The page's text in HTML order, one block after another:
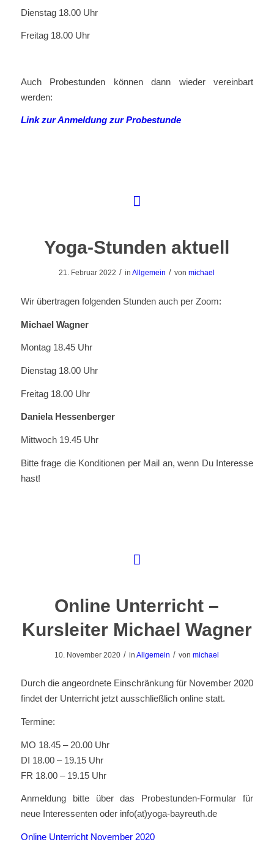
Dienstag 18.00 Uhr
Freitag 18.00 Uhr
Auch Probestunden können dann wieder vereinbart
werden:
Link zur Anmeldung zur Probestunde
Yoga-Stunden aktuell
21. Februar 2022 / inAllgemein / vonmichael
Wir übertragen folgenden Stunden auch per Zoom:
Michael Wagner
Montag 18.45 Uhr
Dienstag 18.00 Uhr
Freitag 18.00 Uhr
Daniela Hessenberger
Mittwoch 19.45 Uhr
Bitte frage die Konditionen per Mail an, wenn Du Interesse
hast!
Online Unterricht –
Kursleiter Michael Wagner
10. November 2020 / inAllgemein / vonmichael
Durch die angeordnete Einschränkung für November 2020
findet der Unterricht jetzt ausschließlich online statt.
Termine:
MO 18.45 – 20.00 Uhr
DI 18.00 – 19.15 Uhr
FR 18.00 – 19.15 Uhr
Anmeldung bitte über das Probestunden-Formular für
neue Interessenten oder info(at)yoga-bayreuth.de
Online Unterricht November 2020